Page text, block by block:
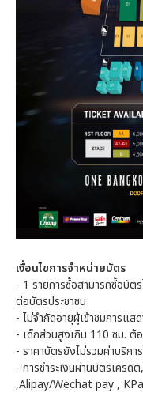
เงื่อนไขการจำหน่ายบัตร
- 1 รายการซื้อสามารถซื้อบัต
ต่อบัตรประชาชน
- ไม่จำกัดอายุผู้เข้าชมการแส
- เด็กส่วนสูงเกิน 110 ซม. ต้
- ราคาบัตรยังไม่รวมค่าบริกา
- การชำระเงินผ่านบัตรเคร
,Alipay/Wechat pay ,